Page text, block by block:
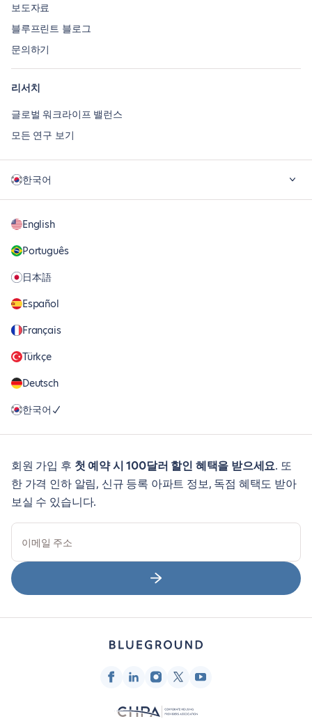
보도자료
블루프린트 블로그
문의하기
리서치
글로벌 워크라이프 밸런스
모든 연구 보기
한국어
English
Português
日本語
Español
Français
Türkçe
Deutsch
한국어
회원 가입 후 첫 예약 시 100달러 할인 혜택을 받으세요. 또
한 가격 인하 알림, 신규 등록 아파트 정보, 독점 혜택도 받아
보실 수 있습니다.
이메일 주소